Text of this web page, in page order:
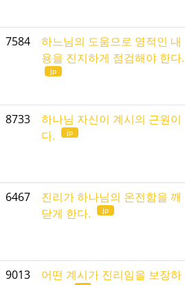
7584
하느님의 도움으로 영적인 내
용을 진지하게 점검해야 한다.
jp
8733
하나님 자신이 계시의 근원이
다.
jp
6467
진리가 하나님의 온전함을 깨
닫게 한다.
jp
9013
어떤 계시가 진리임을 보장하